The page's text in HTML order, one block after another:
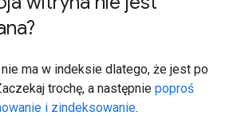
ma w indeksie dlatego, że jest po
trochę, a następnie poproś
i zindeksowanie.